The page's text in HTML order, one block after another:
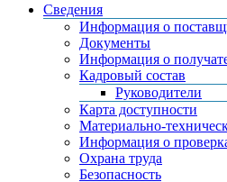
Сведения
Информация о
Документы
Информация о
Кадровый состав
Руководители
Карта доступности
Материально-
Информация о
Охрана труда
Безопасность